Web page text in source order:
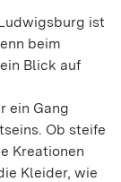
ist
beim
Blick auf
ein Gang
Ob steife
Kreationen
Kleider, wie